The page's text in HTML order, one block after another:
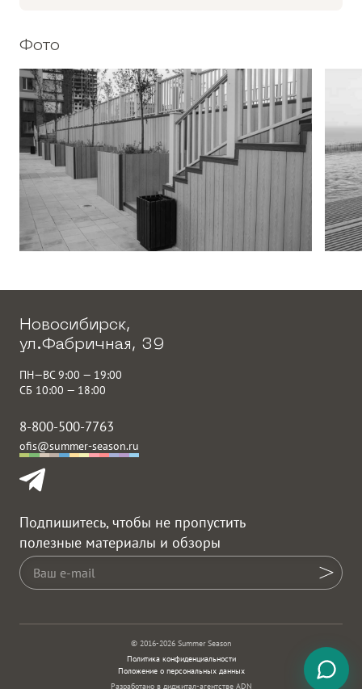
Фото
Новосибирск,
ул.Фабричная, 39
ПН—ВС 9:00 — 19:00
СБ 10:00 — 18:00
8-800-500-7763
ofis@summer-season.ru
Подпишитесь, чтобы не пропустить
полезные материалы и обзоры
© 2016-2026 Summer Season
Политика конфиденциальности
Положение о персональных данных
Разработано в диджитал-агентстве ADN